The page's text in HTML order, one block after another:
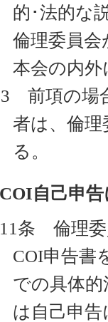
的･法的な
倫理委員
本会の内
3 前項の場
者は、倫
る。
COI自己申
条 倫理委
COI申告書
での具体
は自己申